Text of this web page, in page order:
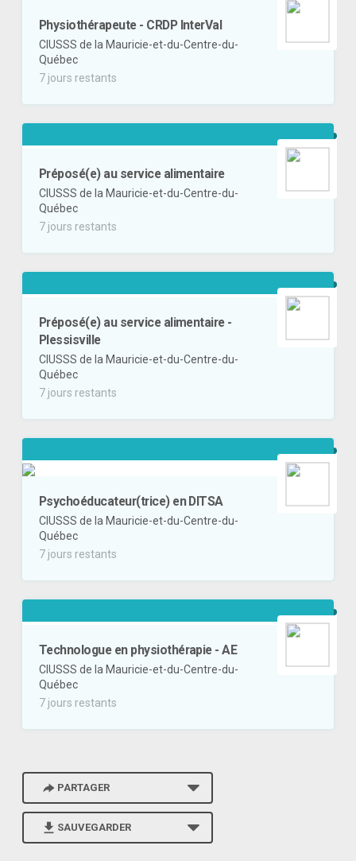
Physiothérapeute - CRDP InterVal
CIUSSS de la Mauricie-et-du-Centre-du-
Québec
7 jours restants
Préposé(e) au service alimentaire
CIUSSS de la Mauricie-et-du-Centre-du-
Québec
7 jours restants
Préposé(e) au service alimentaire -
Plessisville
CIUSSS de la Mauricie-et-du-Centre-du-
Québec
7 jours restants
Psychoéducateur(trice) en DITSA
CIUSSS de la Mauricie-et-du-Centre-du-
Québec
7 jours restants
Technologue en physiothérapie - AE
CIUSSS de la Mauricie-et-du-Centre-du-
Québec
7 jours restants
PARTAGER
SAUVEGARDER